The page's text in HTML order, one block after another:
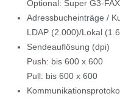
Optional: Super G3-
Adressbucheinträge /
LDAP (2.000)/Lokal
Sendeauflösung (dpi)
Push: bis 600 x 600
Pull: bis 600 x 600